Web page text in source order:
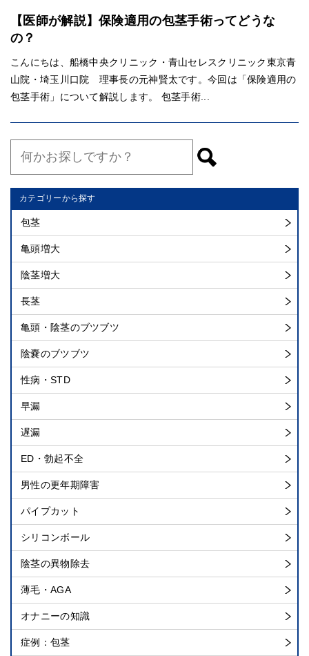
【医師が解説】保険適用の包茎手術ってどうな
の？
こんにちは、船橋中央クリニック・青山セレスクリニック東京青
山院・埼玉川口院 理事長の元神賢太です。今回は「保険適用の
包茎手術」について解説します。 包茎手術...
カテゴリーから探す
包茎
亀頭増大
陰茎増大
長茎
亀頭・陰茎のブツブツ
陰嚢のブツブツ
性病・STD
早漏
遅漏
ED・勃起不全
男性の更年期障害
パイプカット
シリコンボール
陰茎の異物除去
薄毛・AGA
オナニーの知識
症例：包茎